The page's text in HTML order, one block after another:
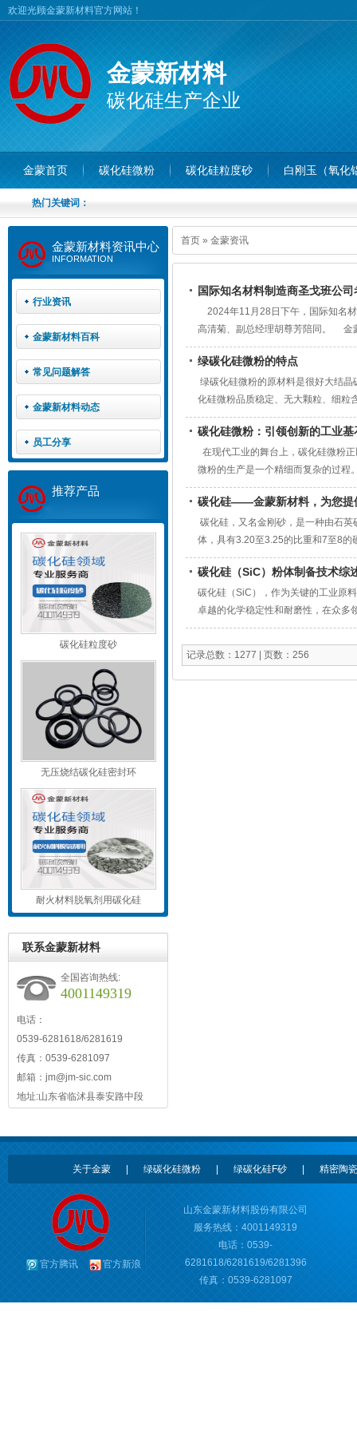
欢迎光顾金蒙新材料官方网站！
金蒙新材料
碳化硅生产企业
金蒙首页 碳化硅微粉 碳化硅粒度砂 白刚玉（氧化
热门关键词：
金蒙新材料资讯中心
INFORMATION
行业资讯
金蒙新材料百科
常见问题解答
金蒙新材料动态
员工分享
推荐产品
碳化硅粒度砂
无压烧结碳化硅密封环
耐火材料脱氧剂用碳化硅
联系金蒙新材料
全国咨询热线:
4001149319
电话：
0539-6281618/6281619
传真：0539-6281097
邮箱： jm@jm-sic.com
地址:山东省临沭县泰安路中段
首页 » 金蒙资讯
国际知名材料制造商圣戈班公
2024年11月28日下午，国际知名
高清菊、副总经理胡尊芳陪同。 金
理念，不断提升自身的研发能力，
圣戈班公司考察团一行在董事长胡尊
绿碳化硅微粉的特点
绿碳化硅微粉的原材料是很好大结
化硅微粉品质稳定、无大颗粒、细粒
特点 1.高纯度 绿碳化硅微粉具有极
程中更具稳定性，减少了因杂质产生
硬度约为
碳化硅微粉：引领创新的工业基
在现代工业的舞台上，碳化硅微粉
微粉的生产是一个精细而复杂的过程
度高的微粉产品。 在生产过程中，
每一批碳化硅微粉都能达到严格的质
碳化硅——金蒙新材料，为您提
碳化硅，又名金刚砂，是一种由石
体，具有3.20至3.25的比重和7至8的
地坪材料主要分为两类：金属骨料和
其优点在于极高的耐磨性和抗压性，
及一些其他助剂组成，适合用于对表
碳化硅（SiC）粉体制备技术综
碳化硅（SiC），作为关键的工业原
卓越的化学稳定性和耐磨性，在众多
成本低廉和工艺简便，成为工业化合
与碳质材料反应制得α-SiC。该法因
记录总数：1277 | 页数：256
关于金蒙 绿碳化硅微粉 绿碳化硅F砂 精密陶
官方腾讯 官方新浪
山东金蒙新材料股份有限公司
服务热线：4001149319
电话：0539-
6281618/6281619/6281396
传真：0539-6281097